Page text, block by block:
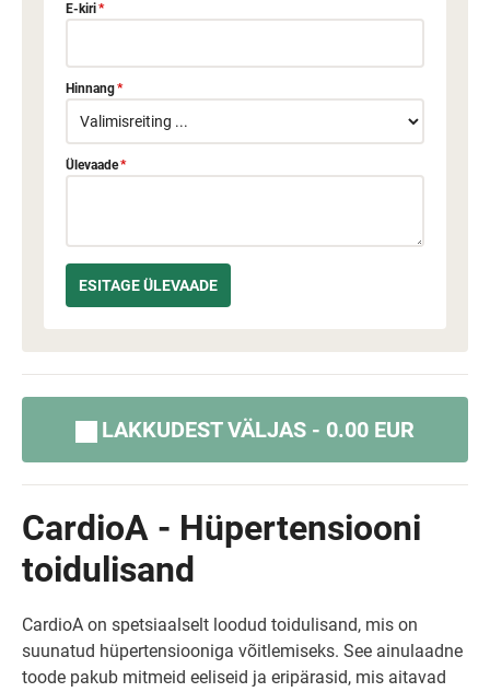
E-kiri*
Hinnang*
Ülevaade*
LAKKUDEST VÄLJAS - 0.00 EUR
CardioA - Hüpertensiooni
toidulisand
CardioA on spetsiaalselt loodud toidulisand, mis on
suunatud hüpertensiooniga võitlemiseks. See ainulaadne
toode pakub mitmeid eeliseid ja eripärasid, mis aitavad